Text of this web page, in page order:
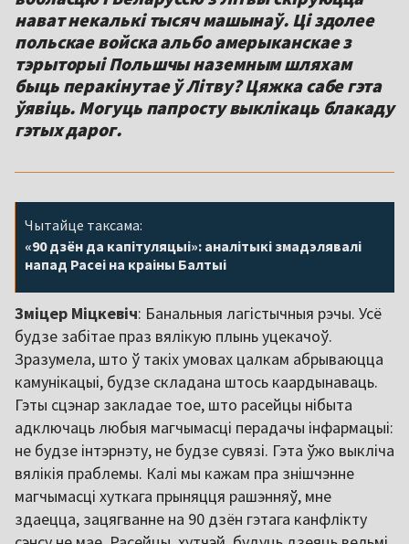
нават некалькі тысяч машынаў. Ці здолее
польскае войска альбо амерыканскае з
тэрыторыі Польшчы наземным шляхам
быць перакінутае ў Літву? Цяжка сабе гэта
ўявіць. Могуць папросту выклікаць блакаду
гэтых дарог.
Чытайце таксама:
«90 дзён да капітуляцыі»: аналітыкі змадэлявалі
напад Расеі на краіны Балтыі
Зміцер Міцкевіч: Банальныя лагістычныя рэчы. Усё
будзе забітае праз вялікую плынь уцекачоў.
Зразумела, што ў такіх умовах цалкам абрываюцца
камунікацыі, будзе складана штось каардынаваць.
Гэты сцэнар закладае тое, што расейцы нібыта
адключаць любыя магчымасці перадачы інфармацыі:
не будзе інтэрнэту, не будзе сувязі. Гэта ўжо выкліча
вялікія праблемы. Калі мы кажам пра знішчэнне
магчымасці хуткага прыняцця рашэнняў, мне
здаецца, зацягванне на 90 дзён гэтага канфлікту